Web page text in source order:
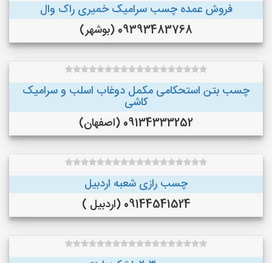
فروش عمده چسب سرامیک خمیری راک وال
09393483768 (بوشهر)
چسب بتن استحکامی مکمل دوغاب اسلب و سرامیک
کاشی
09134333252 (اصفهان)
چسب رازی شعبه اردبیل
09144541524 (اردبیل )